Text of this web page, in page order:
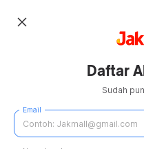
close
Daftar
Sudah
Email